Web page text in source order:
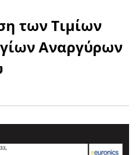
των Τιμίων
Αναργύρων